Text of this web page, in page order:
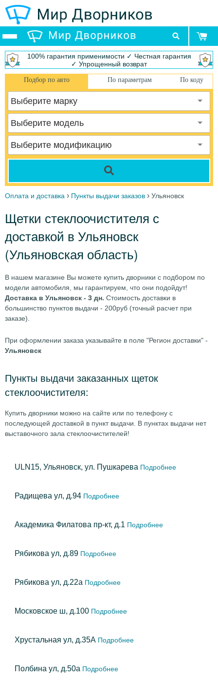
100% гарантия применимости ✓ Честная гарантия
✓ Упрощенный возврат
Подбор по авто По параметрам По коду
Выберите марку
Выберите модель
Выберите модификацию
Оплата и доставка › Пункты выдачи заказов › Ульяновск
Щетки стеклоочистителя с
доставкой в Ульяновск
(Ульяновская область)
В нашем магазине Вы можете купить дворники с подбором по
модели автомобиля, мы гарантируем, что они подойдут!
Доставка в Ульяновск - 3 дн. Стоимость доставки в
большинство пунктов выдачи - 200руб (точный расчет при
заказе).
При оформлении заказа указывайте в поле "Регион доставки" -
Ульяновск
Пункты выдачи заказанных щеток
стеклоочистителя:
Купить дворники можно на сайте или по телефону с
последующей доставкой в пункт выдачи. В пунктах выдачи нет
выставочного зала стеклоочистителей!
ULN15, Ульяновск, ул. Пушкарева Подробнее
Радищева ул, д.94 Подробнее
Академика Филатова пр-кт, д.1 Подробнее
Рябикова ул, д.89 Подробнее
Рябикова ул, д.22а Подробнее
Московское ш, д.100 Подробнее
Хрустальная ул, д.35А Подробнее
Полбина ул, д.50а Подробнее